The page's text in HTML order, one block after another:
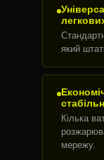
який
Кілька
мережу.